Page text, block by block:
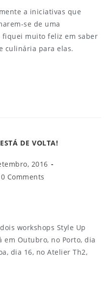
a iniciativas que
se de uma
fiquei muito feliz em saber
culinária para elas.
DE VOLTA!
2016
0 Comments
workshops Style Up
em Outubro, no Porto, dia
dia 16, no Atelier Th2,